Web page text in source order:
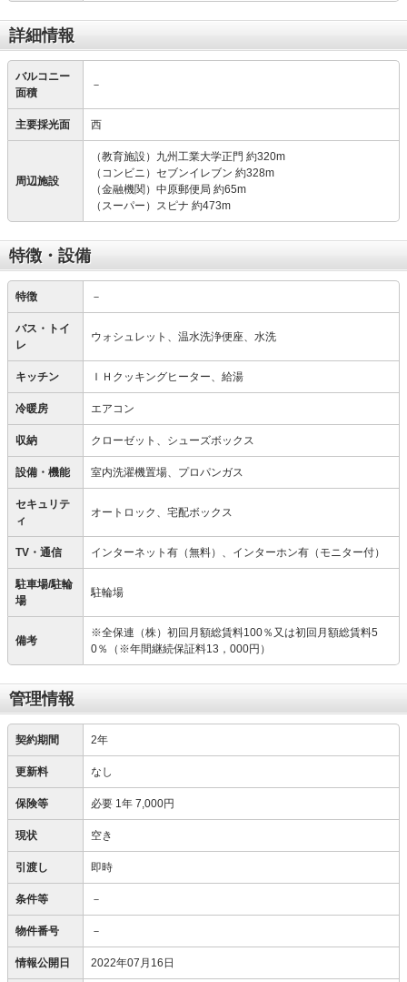
詳細情報
バルコニー
面積
－
主要採光面 西
周辺施設
（教育施設）九州工業大学正門 約320m
（コンビニ）セブンイレブン 約328m
（金融機関）中原郵便局 約65m
（スーパー）スピナ 約473m
特徴・設備
特徴 －
バス・トイ
レ
ウォシュレット、温水洗浄便座、水洗
キッチン ＩＨクッキングヒーター、給湯
冷暖房 エアコン
収納 クローゼット、シューズボックス
設備・機能 室内洗濯機置場、プロパンガス
セキュリテ
ィ
オートロック、宅配ボックス
TV・通信 インターネット有（無料）、インターホン有（モニター付）
駐車場/駐輪
場
駐輪場
備考
※全保連（株）初回月額総賃料100％又は初回月額総賃料5
0％（※年間継続保証料13，000円）
管理情報
契約期間 2年
更新料 なし
保険等 必要 1年 7,000円
現状 空き
引渡し 即時
条件等 －
物件番号 －
情報公開日 2022年07月16日